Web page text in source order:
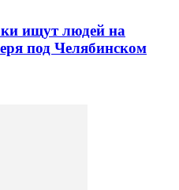
ищут людей на
под Челябинском